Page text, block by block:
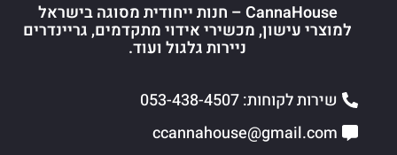
CannaHouse – חנות ייחודית מסוגה בישראל
למוצרי עישון, מכשירי אידוי מתקדמים, גריינדרים
ניירות גלגול ועוד.
שירות לקוחות: 053-438-4507
ccannahouse@gmail.com